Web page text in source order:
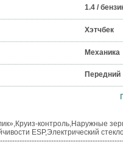
1.4 /
Хэтчбек
Механика
Передний
контроль,Наружные
ESP,Электрический